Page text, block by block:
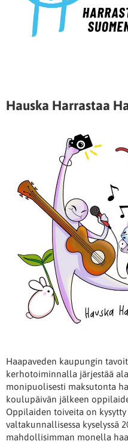
Hauska Harrastaa
Haapaveden kaupungin
kerhotoiminnalla järjestää
monipuolisesti maksutonta
koulupäivän jälkeen
Oppilaiden toiveita on kysytty
valtakunnallisessa kyselyssä
mahdollisimman monella